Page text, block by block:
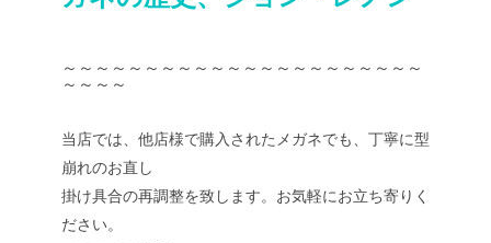
～～～～～～～～～～～～～～～～～～～～～～
～～～～
当店では、他店様で購入されたメガネでも、丁寧に型
崩れのお直し
掛け具合の再調整を致します。お気軽にお立ち寄りく
ださい。